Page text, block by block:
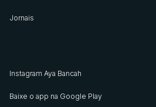
Jornais
Instagram Aya Bancah
Baixe o app na Google Play